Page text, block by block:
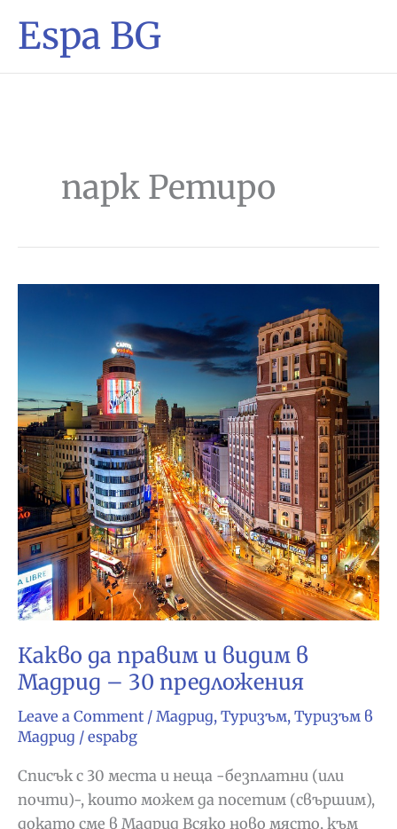
Espa BG
парк Ретиро
Какво да правим и видим в
Мадрид – 30 предложения
Leave a Comment / Мадрид, Туризъм, Туризъм в
Мадрид / espabg
Списък с 30 места и неща -безплатни (или
почти)-, които можем да посетим (свършим),
докато сме в Мадрид Всяко ново място, към